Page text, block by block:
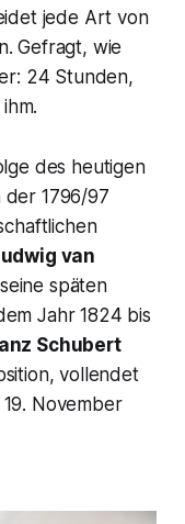
jede Art von
Gefragt, wie
24 Stunden,
des heutigen
der 1796/97
van
späten
Jahr 1824 bis
Schubert
vollendet
November